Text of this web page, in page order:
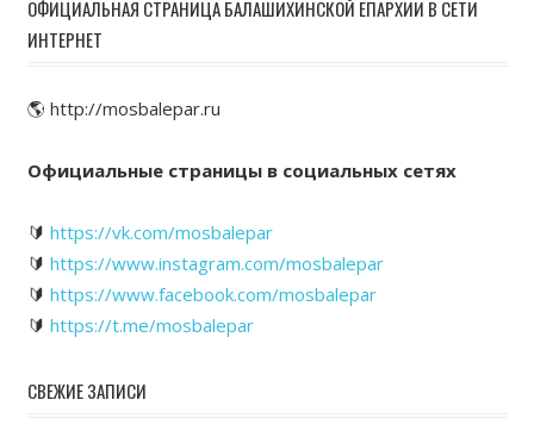
ОФИЦИАЛЬНАЯ СТРАНИЦА БАЛАШИХИНСКОЙ ЕПАРХИИ В СЕТИ
ИНТЕРНЕТ
🌎 http://mosbalepar.ru
Официальные страницы в социальных сетях
🔰 https://vk.com/mosbalepar
🔰 https://www.instagram.com/mosbalepar
🔰 https://www.facebook.com/mosbalepar
🔰 https://t.me/mosbalepar
СВЕЖИЕ ЗАПИСИ